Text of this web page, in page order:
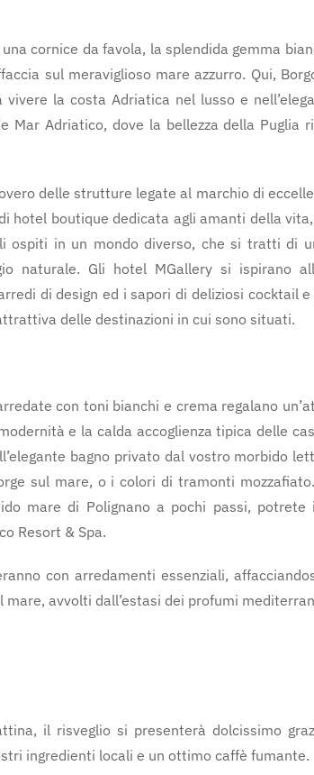
cornice da favola, la splendida gemma
sul meraviglioso mare azzurro. Qui,
la costa Adriatica nel lusso e
Mar Adriatico, dove la bellezza della Puglia
delle strutture legate al marchio di
hotel boutique dedicata agli amanti della
ospiti in un mondo diverso, che si tratti di
naturale. Gli hotel MGallery si ispirano
di design ed i sapori di deliziosi cocktail e
delle destinazioni in cui sono situati.
con toni bianchi e crema regalano
e la calda accoglienza tipica delle
bagno privato dal vostro morbido
sul mare, o i colori di tramonti
mare di Polignano a pochi passi, potrete
Resort & Spa.
con arredamenti essenziali,
avvolti dall’estasi dei profumi
il risveglio si presenterà dolcissimo
ingredienti locali e un ottimo caffè fumante.